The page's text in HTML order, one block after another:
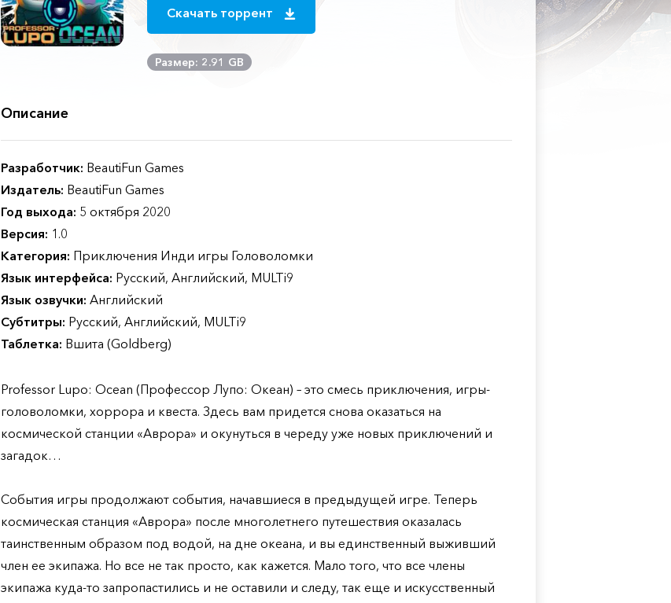
Скачать торрент
Размер: 2.91 GB
Описание
Разработчик: BeautiFun Games
Издатель: BeautiFun Games
Год выхода: 5 октября 2020
Версия: 1.0
Категория: Приключения Инди игры Головоломки
Язык интерфейса: Русский, Английский, MULTi9
Язык озвучки: Английский
Субтитры: Русский, Английский, MULTi9
Таблетка: Вшита (Goldberg)
Professor Lupo: Ocean (Профессор Лупо: Океан) – это смесь приключения, игры-
головоломки, хоррора и квеста. Здесь вам придется снова оказаться на
космической станции «Аврора» и окунуться в череду уже новых приключений и
загадок…
События игры продолжают события, начавшиеся в предыдущей игре. Теперь
космическая станция «Аврора» после многолетнего путешествия оказалась
таинственным образом под водой, на дне океана, и вы единственный выживший
член ее экипажа. Но все не так просто, как кажется. Мало того, что все члены
экипажа куда-то запропастились и не оставили и следу, так еще и искусственный